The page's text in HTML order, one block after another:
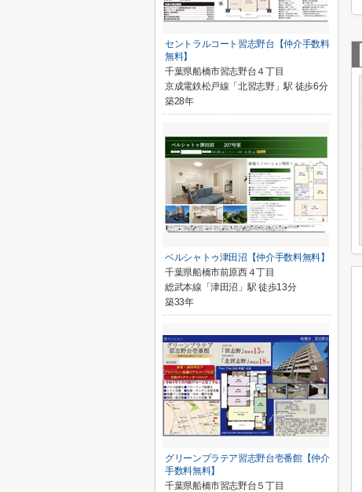
セントラルコート習志野台【仲介手数料
無料】
千葉県船橋市習志野台４丁目
京成電鉄松戸線「北習志野」駅 徒歩6分
築28年
ベルシャトゥ津田沼【仲介手数料無料】
千葉県船橋市前原西４丁目
総武本線「津田沼」駅 徒歩13分
築33年
グリーンプラテア習志野台壱番館【仲介
手数料無料】
千葉県船橋市習志野台５丁目